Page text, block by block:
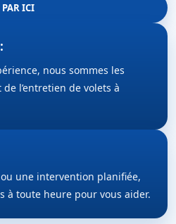
PAR ICI
nous sommes les
l’entretien de volets à
une intervention planifiée,
à toute heure pour vous aider.